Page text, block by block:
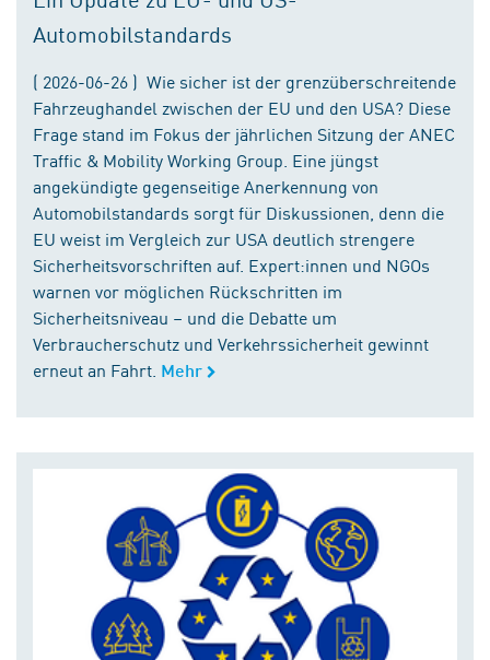
Automobilstandards
( 2026-06-26 ) Wie sicher ist der grenzüberschreitende
Fahrzeughandel zwischen der EU und den USA? Diese
Frage stand im Fokus der jährlichen Sitzung der ANEC
Traffic & Mobility Working Group. Eine jüngst
angekündigte gegenseitige Anerkennung von
Automobilstandards sorgt für Diskussionen, denn die
EU weist im Vergleich zur USA deutlich strengere
Sicherheitsvorschriften auf. Expert:innen und NGOs
warnen vor möglichen Rückschritten im
Sicherheitsniveau – und die Debatte um
Verbraucherschutz und Verkehrssicherheit gewinnt
erneut an Fahrt. Mehr